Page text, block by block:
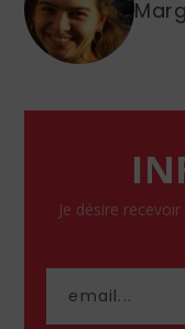
Je désire